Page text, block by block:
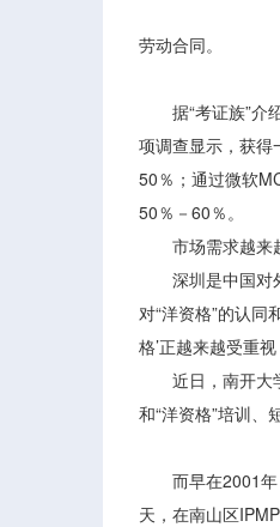
劳动合同。
据“考证族”介绍
项调查显示，获
50％；通过微软
50％－60％。
市场需求越来
深圳是中国对外
对“洋资格”的认同
格’正越来越受重
近日， 南开大
和“洋资格”培训、
而早在2001年
天，在南山区